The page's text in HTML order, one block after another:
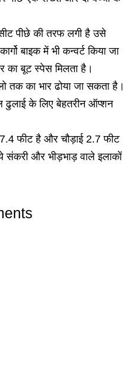
पीछे की तरफ लगी है उसे
बाइक में भी कन्वर्ट किया जा
का बूट स्पेस मिलता है।
तक का भार ढोया जा सकता है।
ढुलाई के लिए बेहतरीन ऑप्शन
फीट है और चौड़ाई 2.7 फीट
और भीड़भाड़ वाले इलाकों